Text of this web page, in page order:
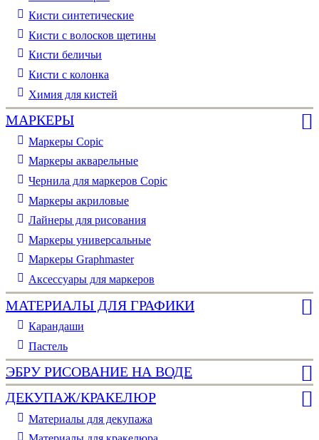
Кисти синтетические
Кисти с волосков щетины
Кисти беличьи
Кисти с колонка
Химия для кистей
МАРКЕРЫ
Маркеры Copic
Маркеры акварельные
Чернила для маркеров Copic
Маркеры акриловые
Лайнеры для рисования
Маркеры универсальные
Маркеры Graphmaster
Аксессуары для маркеров
МАТЕРИАЛЫ ДЛЯ ГРАФИКИ
Карандаши
Пастель
ЭБРУ РИСОВАНИЕ НА ВОДЕ
ДЕКУПАЖ/КРАКЕЛЮР
Материалы для декупажа